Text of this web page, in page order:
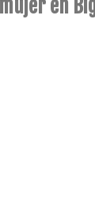
en